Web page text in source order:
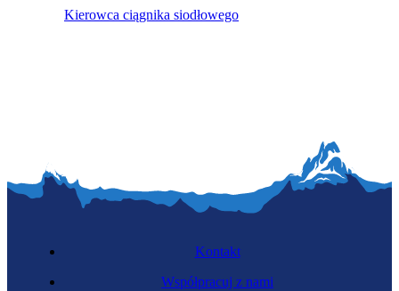
Kierowca ciągnika siodłowego
Kontakt
Współpracuj z nami